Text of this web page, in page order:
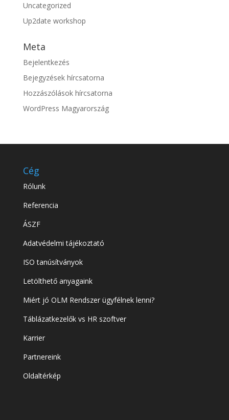
Uncategorized
Up2date workshop
Meta
Bejelentkezés
Bejegyzések hírcsatorna
Hozzászólások hírcsatorna
WordPress Magyarország
Cég
Rólunk
Referencia
ÁSZF
Adatvédelmi tájékoztató
ISO tanúsítványok
Letölthető anyagaink
Miért jó OLM Rendszer ügyfélnek lenni?
Táblázatkezelők vs HR szoftver
Karrier
Partnereink
Oldaltérkép